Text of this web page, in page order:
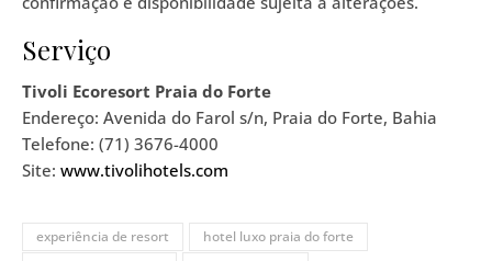
Serviço
Tivoli Ecoresort Praia do Forte
Endereço: Avenida do Farol s/n, Praia do Forte, Bahia
Telefone: (71) 3676-4000
Site: www.tivolihotels.com
experiência de resort
hotel luxo praia do forte